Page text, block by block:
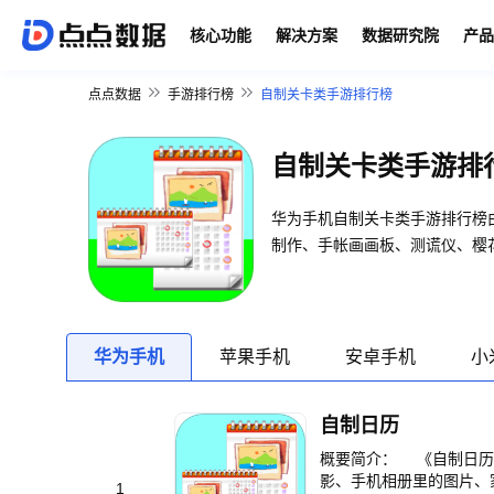
核心功能 解决方案 数据研究院 产
点点数据 手游排行榜 自制关卡类手游排行榜
自制关卡类手游排
华为手机自制关卡类手游排行
制作、手帐画画板、测谎仪、
华为手机 苹果手机 安卓手机 小
1
自制日历
概要简介： 《自制日历
影、手机相册里的图片